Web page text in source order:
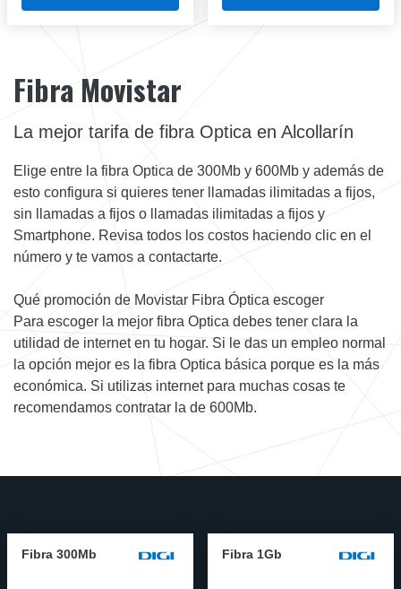
Fibra Movistar
La mejor tarifa de fibra Optica en Alcollarín
Elige entre la fibra Optica de 300Mb y 600Mb y además de
esto configura si quieres tener llamadas ilimitadas a fijos,
sin llamadas a fijos o llamadas ilimitadas a fijos y
Smartphone. Revisa todos los costos haciendo clic en el
número y te vamos a contactarte.
Qué promoción de Movistar Fibra Óptica escoger
Para escoger la mejor fibra Optica debes tener clara la
utilidad de internet en tu hogar. Si le das un empleo normal
la opción mejor es la fibra Optica básica porque es la más
económica. Si utilizas internet para muchas cosas te
recomendamos contratar la de 600Mb.
Fibra 300Mb Fibra 1Gb